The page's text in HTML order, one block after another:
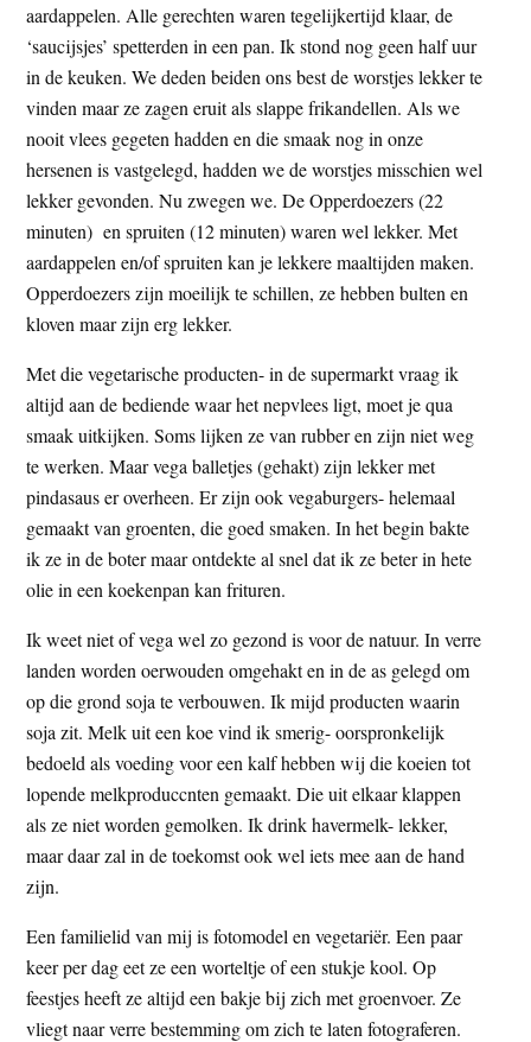
i
t
e
z
e
s
i
t
e
aardappelen. Alle gerechten waren tegelijkertijd klaar, de
‘saucijsjes’ spetterden in een pan. Ik stond nog geen half uur
in de keuken. We deden beiden ons best de worstjes lekker te
vinden maar ze zagen eruit als slappe frikandellen. Als we
nooit vlees gegeten hadden en die smaak nog in onze
hersenen is vastgelegd, hadden we de worstjes misschien wel
lekker gevonden. Nu zwegen we. De Opperdoezers (22
minuten) en spruiten (12 minuten) waren wel lekker. Met
aardappelen en/of spruiten kan je lekkere maaltijden maken.
Opperdoezers zijn moeilijk te schillen, ze hebben bulten en
kloven maar zijn erg lekker.
Met die vegetarische producten- in de supermarkt vraag ik
altijd aan de bediende waar het nepvlees ligt, moet je qua
smaak uitkijken. Soms lijken ze van rubber en zijn niet weg
te werken. Maar vega balletjes (gehakt) zijn lekker met
pindasaus er overheen. Er zijn ook vegaburgers- helemaal
gemaakt van groenten, die goed smaken. In het begin bakte
ik ze in de boter maar ontdekte al snel dat ik ze beter in hete
olie in een koekenpan kan frituren.
Ik weet niet of vega wel zo gezond is voor de natuur. In verre
landen worden oerwouden omgehakt en in de as gelegd om
op die grond soja te verbouwen. Ik mijd producten waarin
soja zit. Melk uit een koe vind ik smerig- oorspronkelijk
bedoeld als voeding voor een kalf hebben wij die koeien tot
lopende melkproduccnten gemaakt. Die uit elkaar klappen
als ze niet worden gemolken. Ik drink havermelk- lekker,
maar daar zal in de toekomst ook wel iets mee aan de hand
zijn.
Een familielid van mij is fotomodel en vegetariër. Een paar
keer per dag eet ze een worteltje of een stukje kool. Op
feestjes heeft ze altijd een bakje bij zich met groenvoer. Ze
vliegt naar verre bestemming om zich te laten fotograferen.